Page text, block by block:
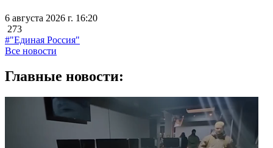
6 августа 2026 г. 16:20
273
#"Единая Россия"
Все новости
Главные новости: